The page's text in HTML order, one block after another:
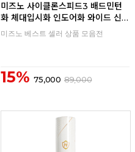
미즈노 사이클론스피드3 배드민턴
화 체대입시화 인도어화 와이드 신
발
미즈노 베스트 셀러 상품 모음전
15% 75,000 89,000